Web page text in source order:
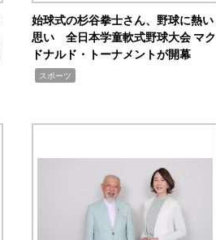
始球式の杉谷拳士さん、野球に熱い
思い 全日本学童軟式野球大会 マク
ドナルド・トーナメントが開幕
スポーツ